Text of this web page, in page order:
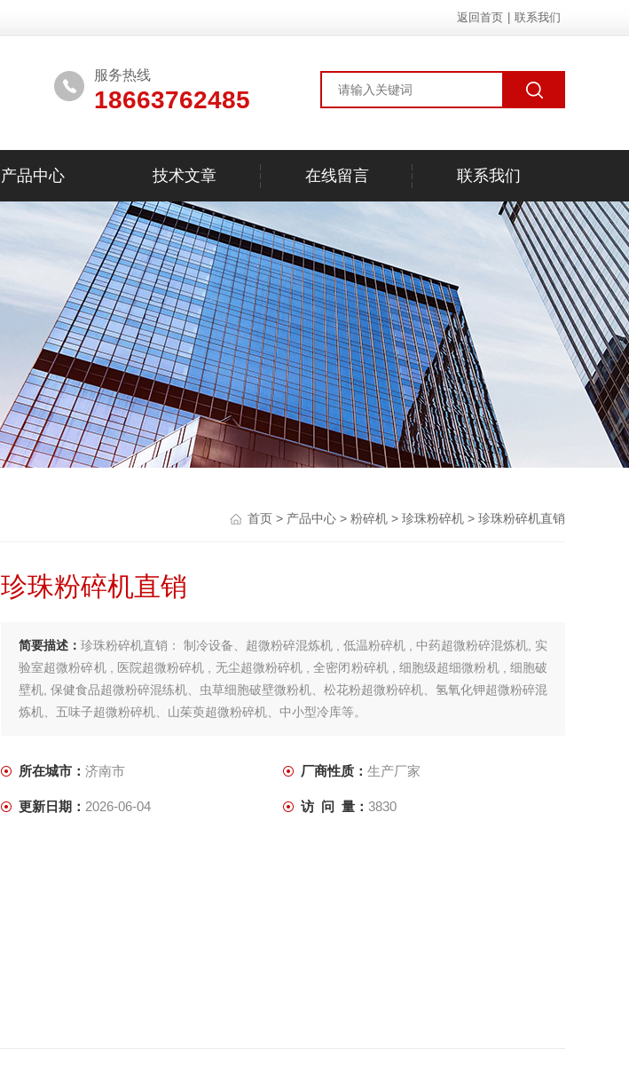
返回首页 联系我们
服务热线
18663762485
产品中心 技术文章 在线留言 联系我们
首页 > 产品中心 > 粉碎机 > 珍珠粉碎机 > 珍珠粉碎机直销
珍珠粉碎机直销
简要描述： 珍珠粉碎机直销： 制冷设备、超微粉碎混炼机 , 低温粉碎机 , 中药超微粉碎混炼机, 实
验室超微粉碎机 , 医院超微粉碎机 , 无尘超微粉碎机 , 全密闭粉碎机 , 细胞级超细微粉机 , 细胞破
壁机, 保健食品超微粉碎混练机、虫草细胞破壁微粉机、松花粉超微粉碎机、氢氧化钾超微粉碎混
炼机、五味子超微粉碎机、山茱萸超微粉碎机、中小型冷库等。
所在城市： 济南市 厂商性质： 生产厂家
更新日期： 2026-06-04 访 问 量： 3830